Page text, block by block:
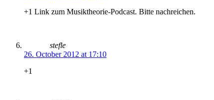
+1 Link zum Musiktheorie-Podcast. Bitte nachreichen.
stefle
26. October 2012 at 17:10
+1